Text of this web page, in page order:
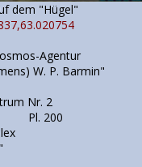
Agentur
W. P. Barmin"
Nr. 2